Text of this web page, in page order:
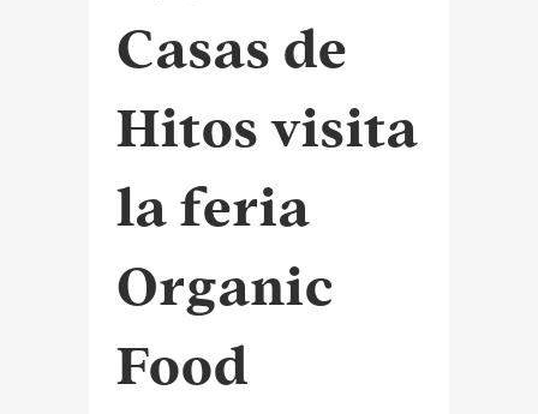
Casas de
Hitos visita
la feria
Organic
Food